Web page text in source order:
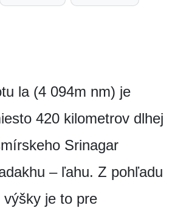
la (4 094m nm) je
420 kilometrov dlhej
Srinagar
– ľahu. Z pohľadu
výšky je to pre